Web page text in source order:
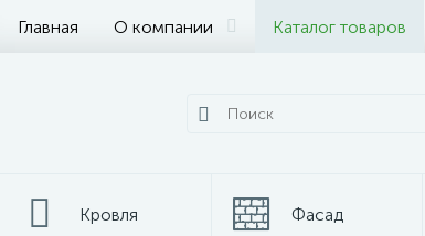
Главная О компании Каталог товаров
Кровля Фасад